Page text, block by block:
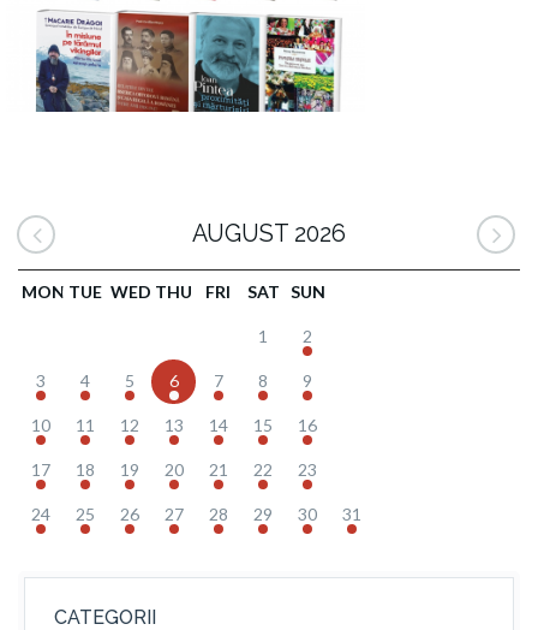
AUGUST 2026
MON TUE WED THU FRI SAT SUN
1 2
3 4 5 6 7 8 9
10 11 12 13 14 15 16
17 18 19 20 21 22 23
24 25 26 27 28 29 30 31
CATEGORII